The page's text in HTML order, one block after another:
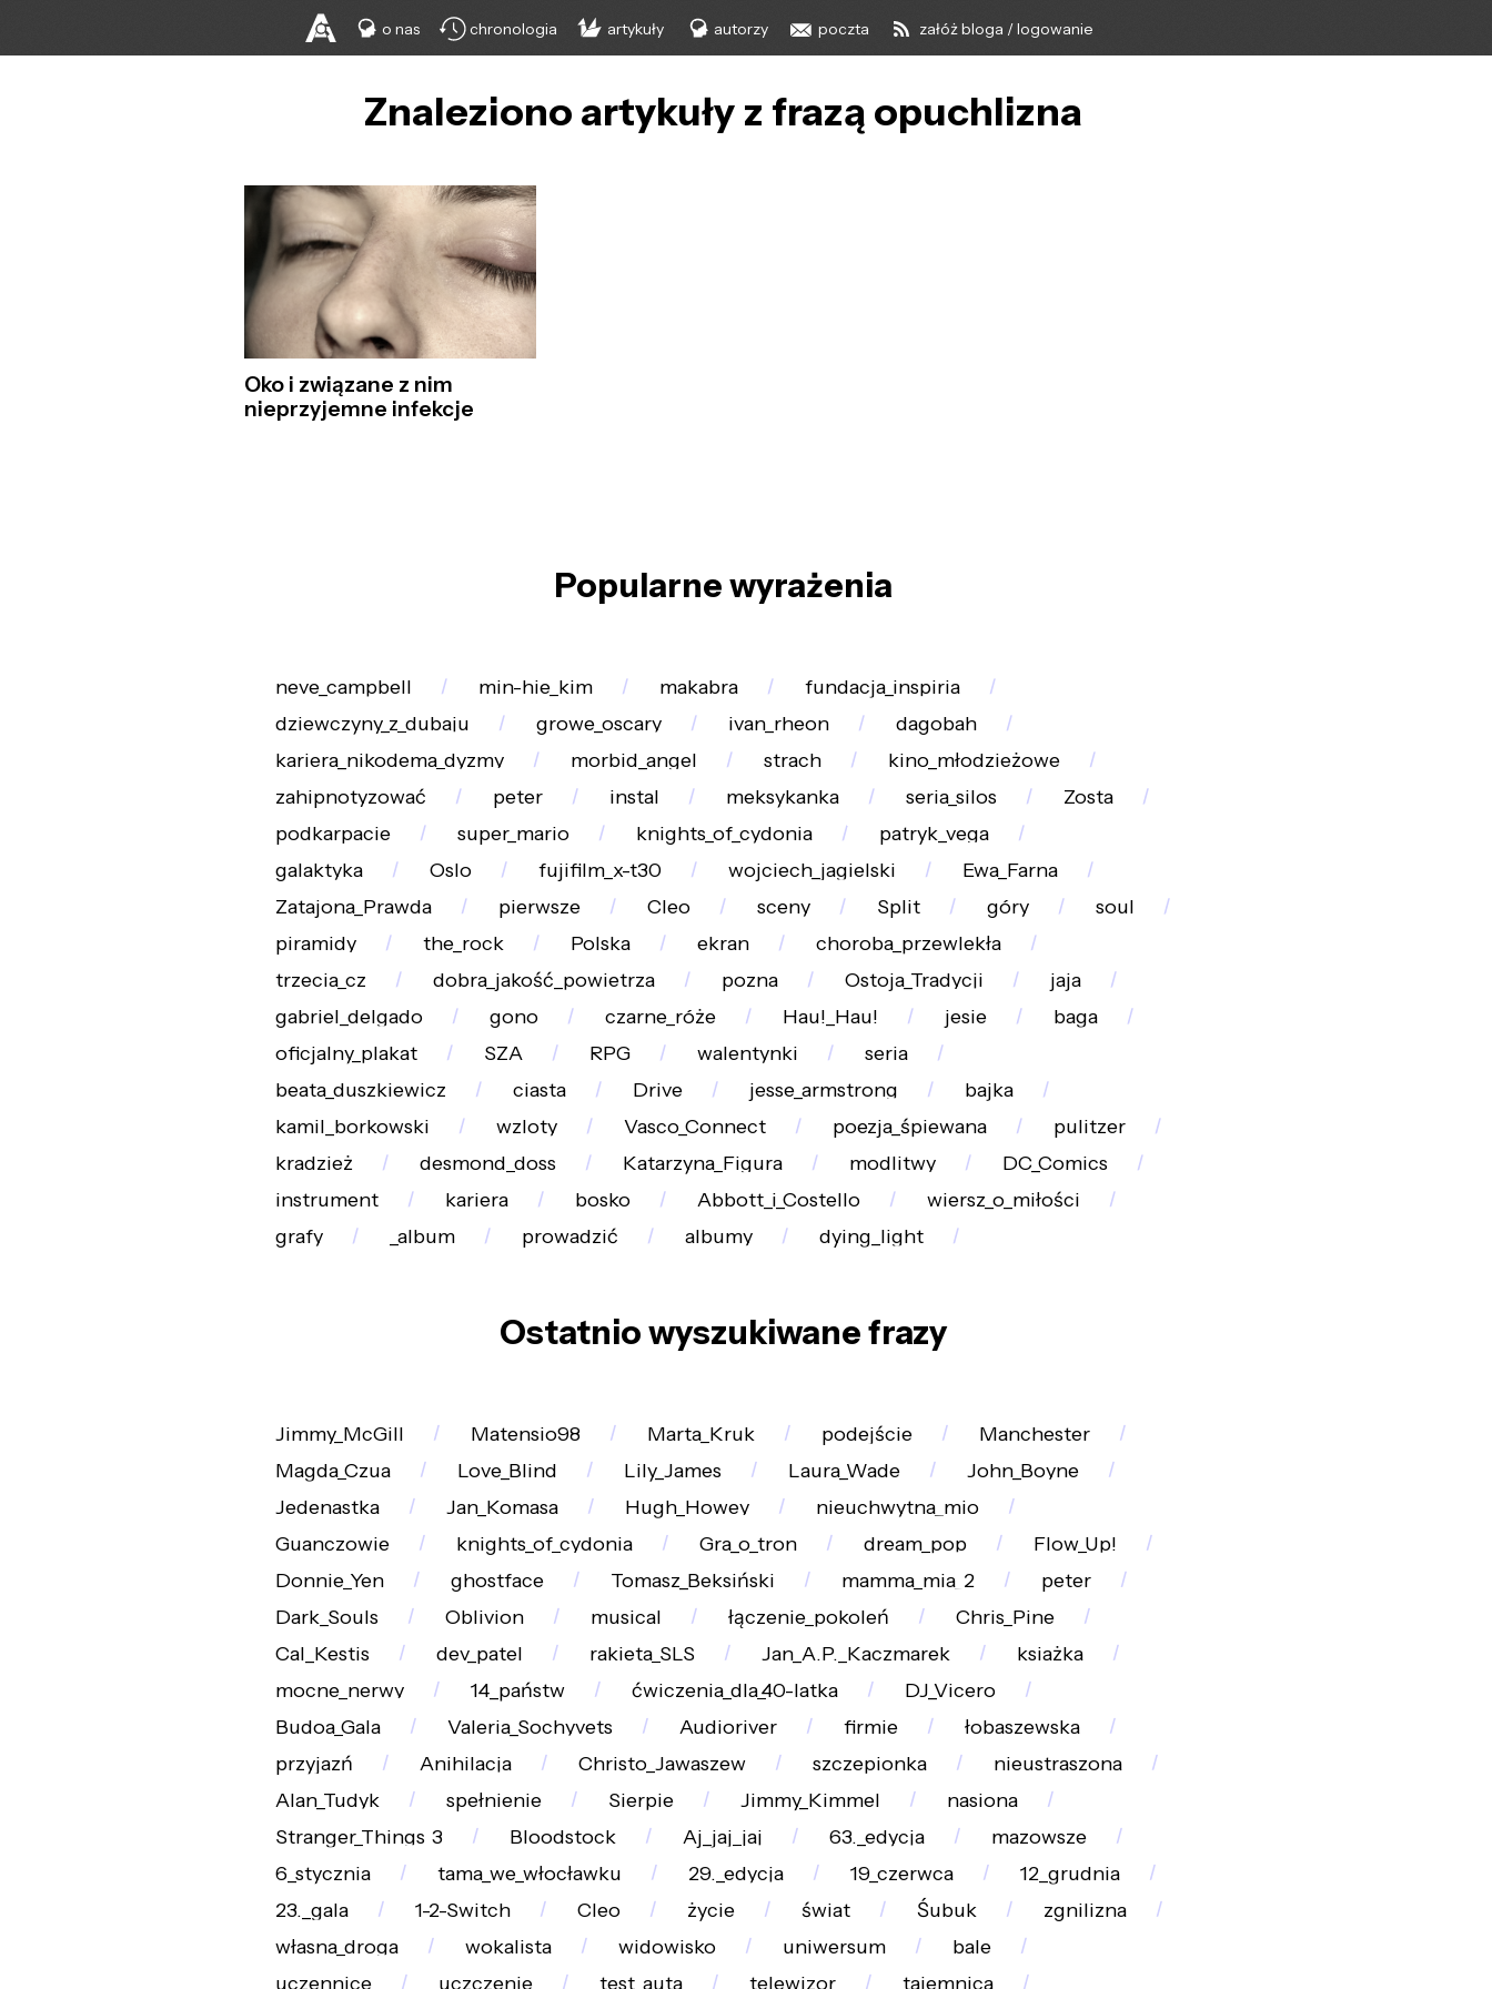
o nas chronologia artykuły autorzy poczta załóż bloga / logowanie
Znaleziono artykuły z frazą opuchlizna
Oko i związane z nim
nieprzyjemne infekcje
Popularne wyrażenia
neve_campbell min-hie_kim makabra
fundacja_inspiria
dziewczyny_z_dubaju
growe_oscary ivan_rheon
dagobah
kariera_nikodema_dyzmy
morbid_angel strach
kino_młodzieżowe
zahipnotyzować
peter instal meksykanka seria_silos
Zosta
podkarpacie
super_mario knights_of_cydonia
patryk_vega
galaktyka
Oslo fujifilm_x-t30 wojciech_jagielski
Ewa_Farna
Zatajona_Prawda
pierwsze Cleo sceny Split góry
soul
piramidy
the_rock Polska ekran
choroba_przewlekła
trzecia_cz
dobra_jakość_powietrza pozna Ostoja_Tradycji
jaja
gabriel_delgado
gono czarne_róże Hau!_Hau! jesie
baga
oficjalny_plakat
SZA RPG walentynki
seria
beata_duszkiewicz
ciasta Drive jesse_armstrong
bajka
kamil_borkowski
wzloty Vasco_Connect poezja_śpiewana
pulitzer
kradzież
desmond_doss Katarzyna_Figura modlitwy
DC_Comics
instrument
kariera bosko Abbott_i_Costello
wiersz_o_miłości
grafy
_album prowadzić albumy dying_light
Ostatnio wyszukiwane frazy
Jimmy_McGill Matensio98 Marta_Kruk podejście
Manchester
Magda_Czua
Love_Blind Lily_James Laura_Wade
John_Boyne
Jedenastka
Jan_Komasa Hugh_Howey
nieuchwytna_mio
Guanczowie
knights_of_cydonia Gra_o_tron dream_pop
Flow_Up!
Donnie_Yen
ghostface Tomasz_Beksiński mamma_mia_2
peter
Dark_Souls
Oblivion musical łączenie_pokoleń
Chris_Pine
Cal_Kestis
dev_patel rakieta_SLS Jan_A.P._Kaczmarek
ksiażka
mocne_nerwy
14_państw ćwiczenia_dla_40-latka
DJ_Vicero
Budoa_Gala
Valeria_Sochyvets Audioriver firmie
łobaszewska
przyjazń
Anihilacja Christo_Jawaszew szczepionka
nieustraszona
Alan_Tudyk
spełnienie Sierpie Jimmy_Kimmel
nasiona
Stranger_Things_3
Bloodstock Aj_jaj_jaj 63._edycja
mazowsze
6_stycznia
tama_we_włocławku 29._edycja 19_czerwca
12_grudnia
23._gala
1-2-Switch Cleo życie świat Śubuk
zgnilizna
własna_droga
wokalista widowisko uniwersum
bale
uczennice
uczczenie test_auta telewizor tajemnica